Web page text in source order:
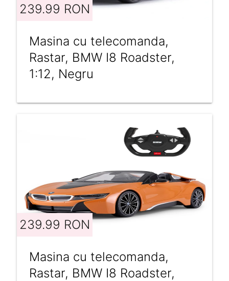
239.99 RON
Masina cu telecomanda,
Rastar, BMW I8 Roadster,
1:12, Negru
239.99 RON
Masina cu telecomanda,
Rastar, BMW I8 Roadster,